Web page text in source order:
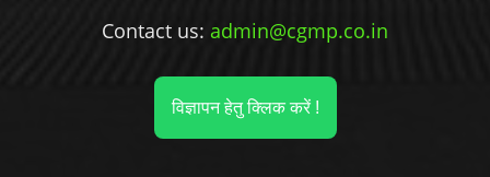
Contact us: admin@cgmp.co.in
विज्ञापन हेतु क्लिक करें !